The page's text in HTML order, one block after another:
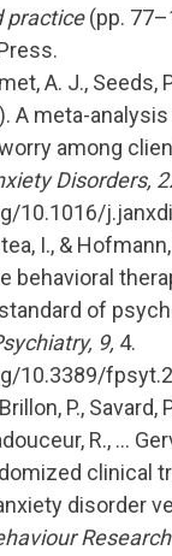
practice(pp.
A. J., Seeds,
A meta-
among
Disorders,
10.1016/
I., &
behavioral
of
9, 4.
10.3389/
P., Savard,
R., …
clinical
disorder